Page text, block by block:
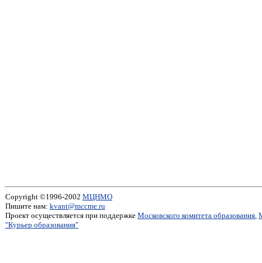
Copyright ©1996-2002 МЦНМО
Пишите нам: kvant@mccme.ru
Проект осуществляется при поддержке Московского комитета образования,
"Курьер образования"